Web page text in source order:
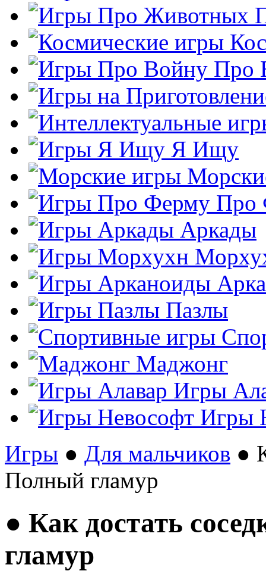
Про
Я Ищу
Про
Аркады
Пазлы
Маджонг
Игры
Игры
Игры ● Для мальчиков ●
Полный гламур
● Как достать
гламур